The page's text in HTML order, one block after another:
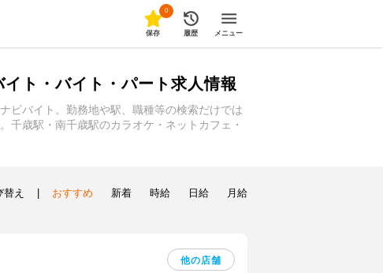
0
保存 履歴 メニュー
ト・バイト・パート求人情報
ビバイト。勤務地や駅、職種等の検索だけでは
千歳駅・南千歳駅のカラオケ・ネットカフェ・
替え おすすめ 新着 時給 日給 月給
他の店舗